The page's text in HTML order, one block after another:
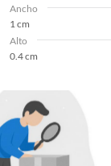
Ancho
1 cm
Alto
0.4 cm